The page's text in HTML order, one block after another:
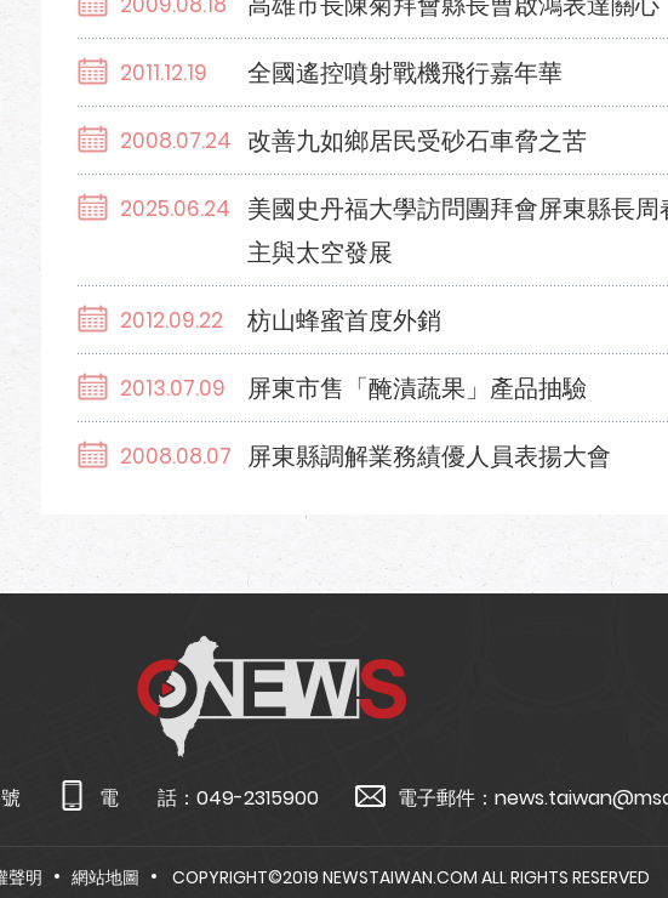
2011.12.19 全國遙控噴射戰機飛行嘉年華
2008.07.24 改善九如鄉居民受砂石車脅之苦
2025.06.24
美國史丹福大學訪問團拜會屏東縣長
主與太空發展
2012.09.22 枋山蜂蜜首度外銷
2013.07.09 屏東市售「醃漬蔬果」產品抽驗
2008.08.07 屏東縣調解業務績優人員表揚大會
電 話： 049-2315900 電子郵件：
聲明 網站地圖 COPYRIGHT©2019 NEWSTAIWAN.COM ALL RIGHTS RESERVED